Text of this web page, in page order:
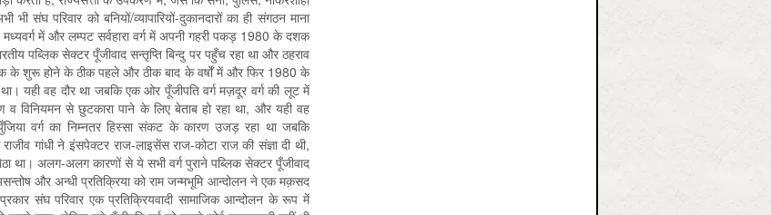
संघ परिवार को बनियों/व्यापारियों-दुकानदारों का ही संगठन माना
में और लम्पट सर्वहारा वर्ग में अपनी गहरी पकड़ 1980 के दशक
पब्लिक सेक्टर पूँजीवाद सन्तृप्ति बिन्दु पर पहुँच रहा था और ठहराव
शुरू होने के ठीक पहले और ठीक बाद के वर्षों में और फिर 1980 के
यही वह दौर था जबकि एक ओर पूँजीपति वर्ग मज़दूर वर्ग की लूट में
विनियमन से छुटकारा पाने के लिए बेताब हो रहा था, और यही वह
वर्ग का निम्नतर हिस्सा संकट के कारण उजड़ रहा था जबकि
गांधी ने इंसपेक्टर राज-लाइसेंस राज-कोटा राज की संज्ञा दी थी,
था। अलग-अलग कारणों से ये सभी वर्ग पुराने पब्लिक सेक्टर पूँजीवाद
और अन्धी प्रतिक्रिया को राम जन्मभूमि आन्दोलन ने एक मक़सद
संघ परिवार एक प्रतिक्रियवादी सामाजिक आन्दोलन के रूप में